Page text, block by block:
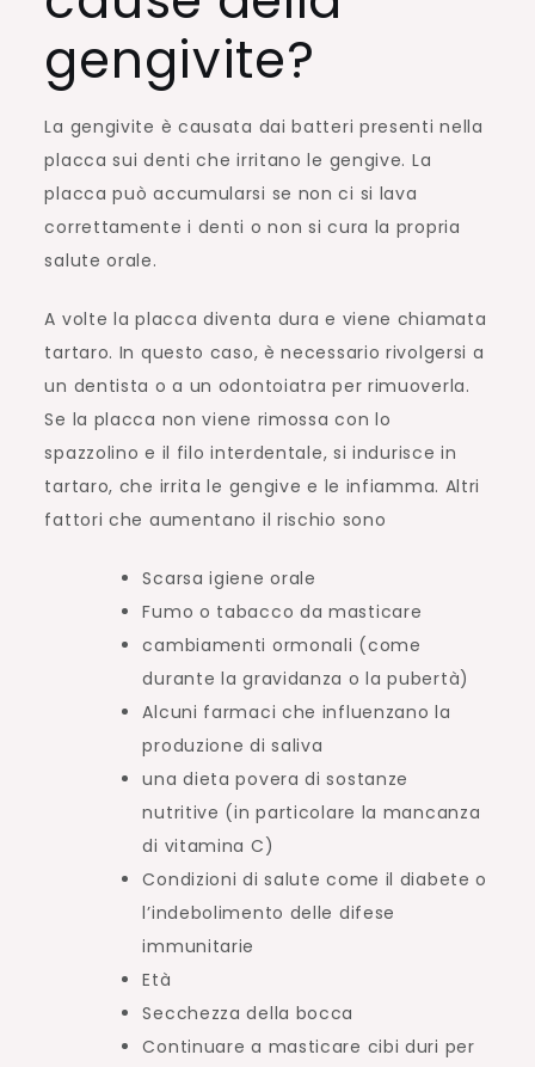
gengivite?
La gengivite è causata dai batteri presenti nella
placca sui denti che irritano le gengive. La
placca può accumularsi se non ci si lava
correttamente i denti o non si cura la propria
salute orale.
A volte la placca diventa dura e viene chiamata
tartaro. In questo caso, è necessario rivolgersi a
un dentista o a un odontoiatra per rimuoverla.
Se la placca non viene rimossa con lo
spazzolino e il filo interdentale, si indurisce in
tartaro, che irrita le gengive e le infiamma. Altri
fattori che aumentano il rischio sono
Scarsa igiene orale
Fumo o tabacco da masticare
cambiamenti ormonali (come
durante la gravidanza o la pubertà)
Alcuni farmaci che influenzano la
produzione di saliva
una dieta povera di sostanze
nutritive (in particolare la mancanza
di vitamina C)
Condizioni di salute come il diabete o
l’indebolimento delle difese
immunitarie
Età
Secchezza della bocca
Continuare a masticare cibi duri per